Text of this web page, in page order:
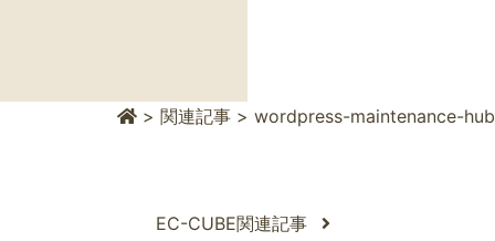
> 関連記事 > wordpress-maintenance-hub
EC-CUBE関連記事